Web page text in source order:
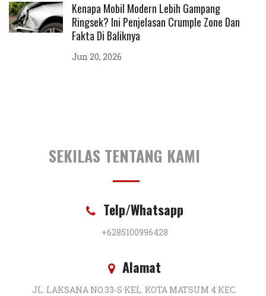
Kenapa Mobil Modern Lebih Gampang
Ringsek? Ini Penjelasan Crumple Zone Dan
Fakta Di Baliknya
Jun 20, 2026
SEKILAS TENTANG KAMI
Telp/Whatsapp
+6285100996428
Alamat
JL. LAKSANA NO.33-S KEL. KOTA MATSUM 4 KEC.